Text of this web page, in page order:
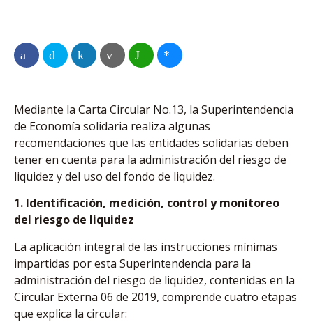
Mediante la Carta Circular No.13, la Superintendencia
de Economía solidaria realiza algunas
recomendaciones que las entidades solidarias deben
tener en cuenta para la administración del riesgo de
liquidez y del uso del fondo de liquidez.
1. Identificación, medición, control y monitoreo
del riesgo de liquidez
La aplicación integral de las instrucciones mínimas
impartidas por esta Superintendencia para la
administración del riesgo de liquidez, contenidas en la
Circular Externa 06 de 2019, comprende cuatro etapas
que explica la circular: